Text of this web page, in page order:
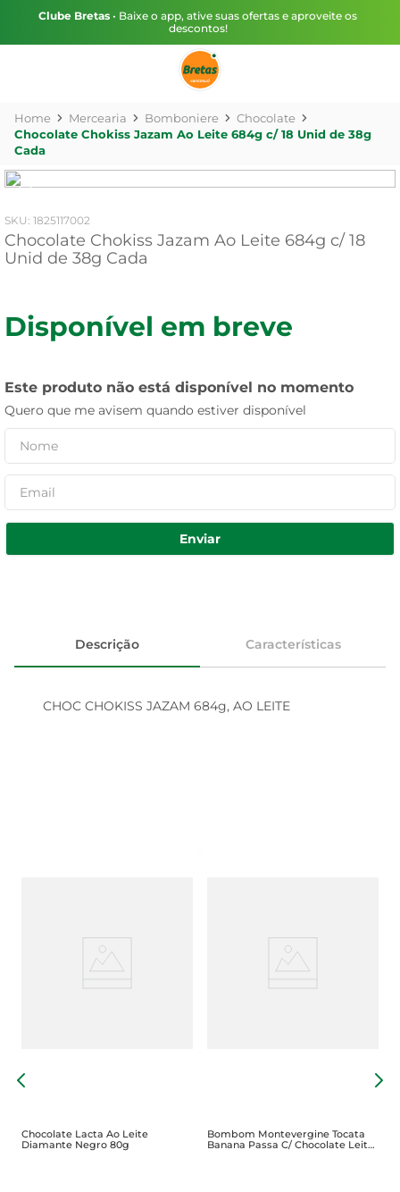
Clube Bretas • Baixe o app, ative suas ofertas e aproveite os
descontos!
Mercearia Bomboniere
Chocolate
Chocolate Chokiss Jazam Ao Leite 684g c/ 18 Unid de 38g
Cada
: 1825117002
Chocolate Chokiss Jazam Ao Leite 684g c/ 18
Unid de 38g Cada
Disponível em breve
Este produto não está disponível no momento
Quero que me avisem quando estiver disponível
Enviar
Descrição Características
CHOC CHOKISS JAZAM 684g, AO LEITE
Chocolate Lacta Ao Leite
Diamante Negro 80g
Bombom Montevergine Tocata
Banana Passa C/ Chocolate Leite